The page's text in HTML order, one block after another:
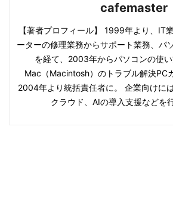
cafemaster
【著者プロフィール】 1999年より、IT
ーターの修理業務からサポート業務、パ
を経て、2003年からパソコンの使い
Mac（Macintosh）のトラブル解決PC
2004年より統括責任者に。 企業向けに
クラウド、AIの導入支援などを